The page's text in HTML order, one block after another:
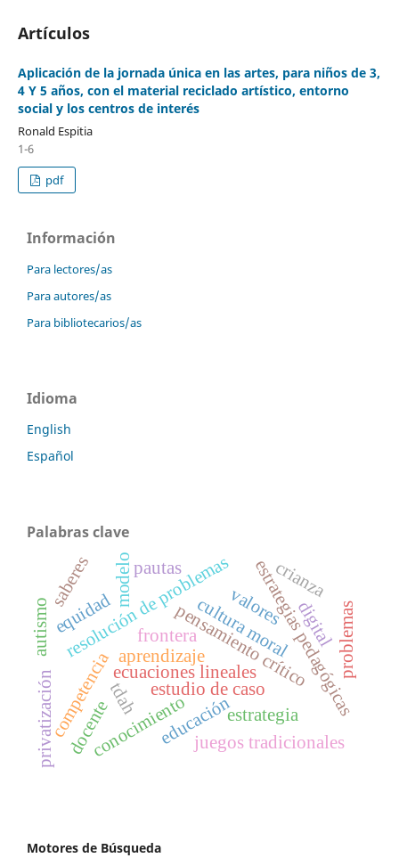
Artículos
Aplicación de la jornada única en las artes, para niños de 3,
4 Y 5 años, con el material reciclado artístico, entorno
social y los centros de interés
Ronald Espitia
1-6
pdf
Información
Para lectores/as
Para autores/as
Para bibliotecarios/as
Idioma
English
Español
Palabras clave
ecuaciones lineales
estudio de caso
pensamiento crítico
resolución de problemas
tdah estrategias pedagógicas
valores
educaciónjuegos tradicionales
estrategia
competenciaconocimiento
modelo
aprendizajecultura moral
privatización
problemas
equidad frontera
crianza
pautas
autismo
docente
saberes
digital
Motores de Búsqueda